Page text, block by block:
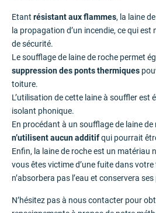
Etant résistant aux flammes, la laine
la propagation d’un incendie, ce qui est
de sécurité.
Le soufflage de laine de roche permet
suppression des ponts thermiques
toiture.
L’utilisation de cette laine à souffler est
isolant phonique.
En procédant à un soufflage de laine de
n’utilisent aucun additifqui pourrait
Enfin, la laine de roche est un matériau
vous êtes victime d’une fuite dans
n’absorbera pas l’eau et conservera
N’hésitez pas à nous contacter pour